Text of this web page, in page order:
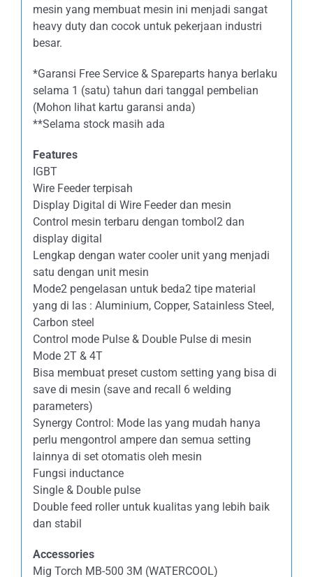
mesin yang membuat mesin ini menjadi sangat
heavy duty dan cocok untuk pekerjaan industri
besar.
*Garansi Free Service & Spareparts hanya berlaku
selama 1 (satu) tahun dari tanggal pembelian
(Mohon lihat kartu garansi anda)
**Selama stock masih ada
Features
IGBT
Wire Feeder terpisah
Display Digital di Wire Feeder dan mesin
Control mesin terbaru dengan tombol2 dan
display digital
Lengkap dengan water cooler unit yang menjadi
satu dengan unit mesin
Mode2 pengelasan untuk beda2 tipe material
yang di las : Aluminium, Copper, Satainless Steel,
Carbon steel
Control mode Pulse & Double Pulse di mesin
Mode 2T & 4T
Bisa membuat preset custom setting yang bisa di
save di mesin (save and recall 6 welding
parameters)
Synergy Control: Mode las yang mudah hanya
perlu mengontrol ampere dan semua setting
lainnya di set otomatis oleh mesin
Fungsi inductance
Single & Double pulse
Double feed roller untuk kualitas yang lebih baik
dan stabil
Accessories
Mig Torch MB-500 3M (WATERCOOL)